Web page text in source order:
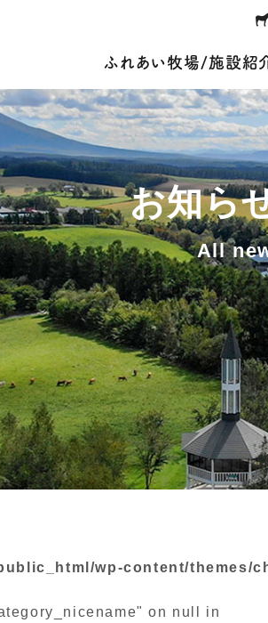
ふれあい牧場/施設紹
お知ら
All
wp-content/themes/
on null in